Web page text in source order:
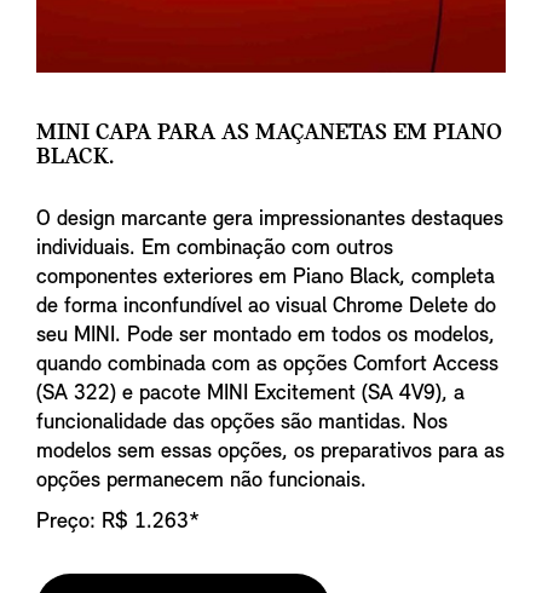
MINI CAPA PARA AS MAÇANETAS EM PIANO
BLACK.
O design marcante gera impressionantes destaques
individuais. Em combinação com outros
componentes exteriores em Piano Black, completa
de forma inconfundível ao visual Chrome Delete do
seu MINI. Pode ser montado em todos os modelos,
quando combinada com as opções Comfort Access
(SA 322) e pacote MINI Excitement (SA 4V9), a
funcionalidade das opções são mantidas. Nos
modelos sem essas opções, os preparativos para as
opções permanecem não funcionais.
Preço: R$ 1.263*